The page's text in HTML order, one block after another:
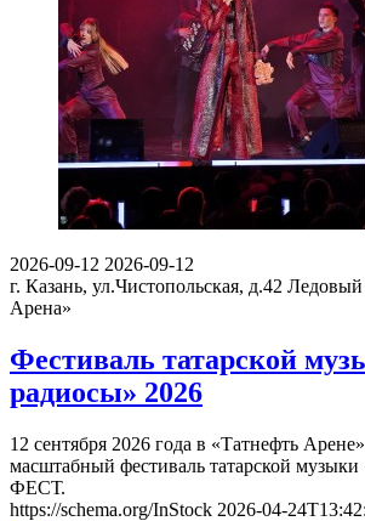
2026-09-12 2026-09-12
г. Казань, ул.Чистопольская, д.42 Ледовый
Арена»
Фестиваль татарской
радиосы» 2026
12 сентября 2026 года в «Татнефть
масштабный фестиваль татарской музыки
ФЕСТ.
https://schema.org/InStock 2026-04-